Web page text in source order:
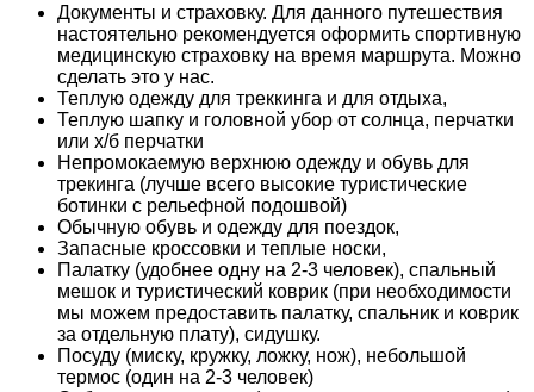
Документы и страховку. Для данного путешествия
настоятельно рекомендуется оформить спортивную
медицинскую страховку на время маршрута. Можно
сделать это у нас.
Теплую одежду для треккинга и для отдыха,
Теплую шапку и головной убор от солнца, перчатки
или х/б перчатки
Непромокаемую верхнюю одежду и обувь для
трекинга (лучше всего высокие туристические
ботинки с рельефной подошвой)
Обычную обувь и одежду для поездок,
Запасные кроссовки и теплые носки,
Палатку (удобнее одну на 2-3 человек), спальный
мешок и туристический коврик (при необходимости
мы можем предоставить палатку, спальник и коврик
за отдельную плату), сидушку.
Посуду (миску, кружку, ложку, нож), небольшой
термос (один на 2-3 человек)